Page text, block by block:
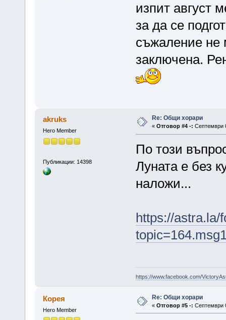
изпит август
за да се
съжаление не
заключена.
akruks
Hero Member
Публикации: 14398
Re: Общи хорари
« Отговор #4 -: Септември
По този
Луната е без
наложи...
https://astra.la/
https://www.facebook.com/
Корея
Hero Member
Re: Общи хорари
« Отговор #5 -: Септември